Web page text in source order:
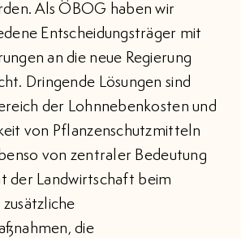
Als ÖBOG haben wir
Entscheidungsträger mit
an die neue Regierung
Dringende Lösungen sind
der Lohnnebenkosten und
von Pflanzenschutzmitteln
von zentraler Bedeutung
der Landwirtschaft beim
zusätzliche
die